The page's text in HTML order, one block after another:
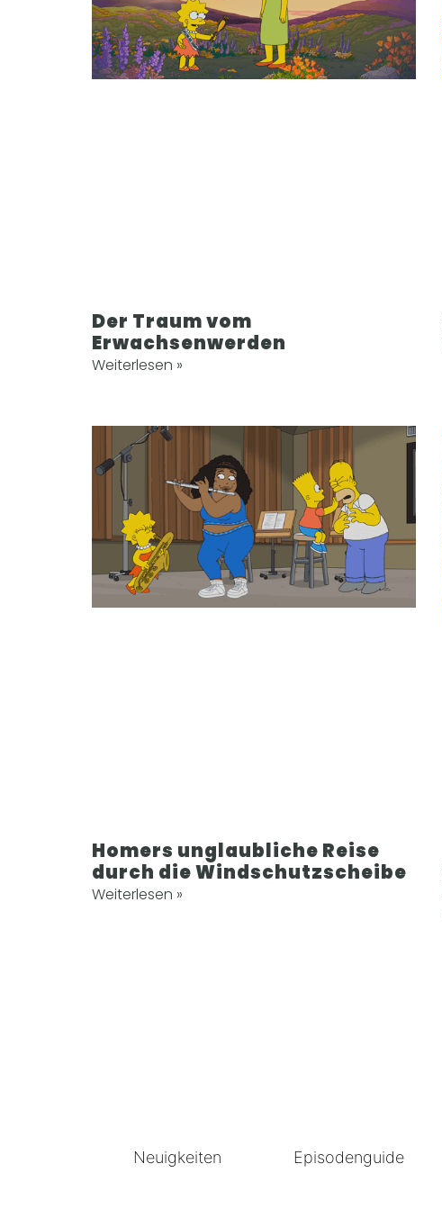
Der Traum vom
Erwachsenwerden
Weiterlesen »
Homers unglaubliche Reise
durch die Windschutzscheibe
Weiterlesen »
Neuigkeiten Episodenguide